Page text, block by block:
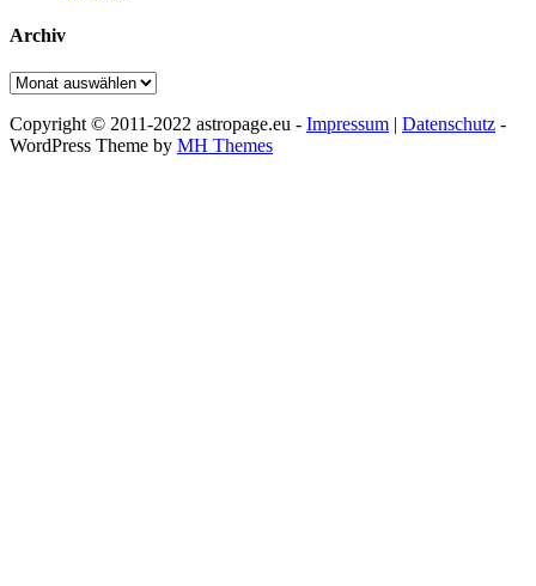
Archiv
Archiv
Copyright © 2011-2022 astropage.eu - Impressum | Datenschutz -
WordPress Theme by MH Themes